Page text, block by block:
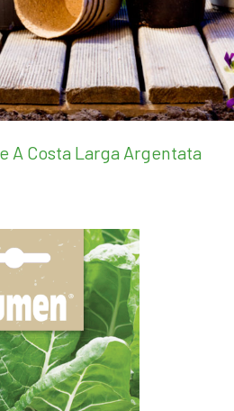
A Costa Larga Argentata